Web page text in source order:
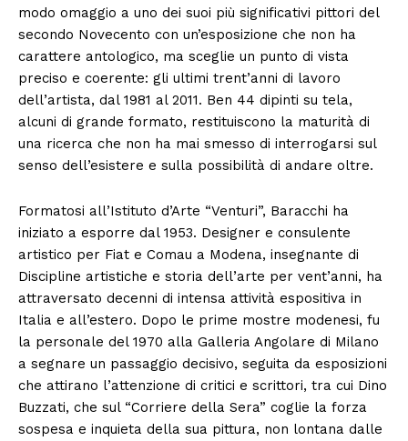
modo omaggio a uno dei suoi più significativi pittori del
secondo Novecento con un’esposizione che non ha
carattere antologico, ma sceglie un punto di vista
preciso e coerente: gli ultimi trent’anni di lavoro
dell’artista, dal 1981 al 2011. Ben 44 dipinti su tela,
alcuni di grande formato, restituiscono la maturità di
una ricerca che non ha mai smesso di interrogarsi sul
senso dell’esistere e sulla possibilità di andare oltre.
Formatosi all’Istituto d’Arte “Venturi”, Baracchi ha
iniziato a esporre dal 1953. Designer e consulente
artistico per Fiat e Comau a Modena, insegnante di
Discipline artistiche e storia dell’arte per vent’anni, ha
attraversato decenni di intensa attività espositiva in
Italia e all’estero. Dopo le prime mostre modenesi, fu
la personale del 1970 alla Galleria Angolare di Milano
a segnare un passaggio decisivo, seguita da esposizioni
che attirano l’attenzione di critici e scrittori, tra cui Dino
Buzzati, che sul “Corriere della Sera” coglie la forza
sospesa e inquieta della sua pittura, non lontana dalle